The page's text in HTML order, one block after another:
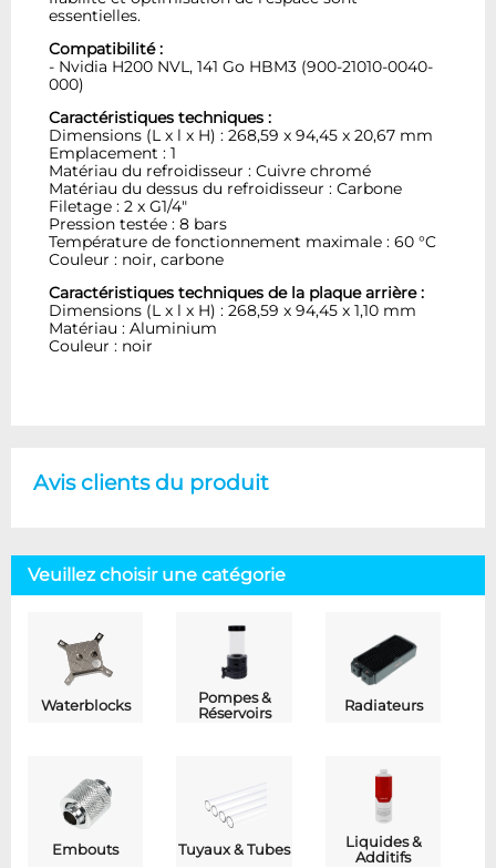
essentielles.
Compatibilité :
- Nvidia H200 NVL, 141 Go HBM3 (900-21010-0040-
000)
Caractéristiques techniques :
Dimensions (L x l x H) : 268,59 x 94,45 x 20,67 mm
Emplacement : 1
Matériau du refroidisseur : Cuivre chromé
Matériau du dessus du refroidisseur : Carbone
Filetage : 2 x G1/4"
Pression testée : 8 bars
Température de fonctionnement maximale : 60 °C
Couleur : noir, carbone
Caractéristiques techniques de la plaque arrière :
Dimensions (L x l x H) : 268,59 x 94,45 x 1,10 mm
Matériau : Aluminium
Couleur : noir
Avis clients du produit
Veuillez choisir une catégorie
Waterblocks
Pompes &
Réservoirs
Radiateurs
Embouts Tuyaux & Tubes
Liquides &
Additifs